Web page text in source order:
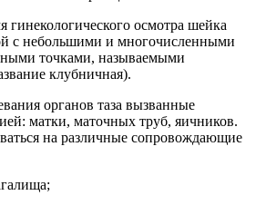
гинекологического осмотра шейка
с небольшими и многочисленными
точками, называемыми
клубничная).
органов таза вызванные
матки, маточных труб, яичников.
на различные сопровождающие